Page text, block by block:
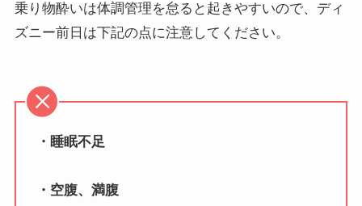
乗り物酔いは体調管理を怠ると起きやすいので、ディ
ズニー前日は下記の点に注意してください。
・睡眠不足
・空腹、満腹